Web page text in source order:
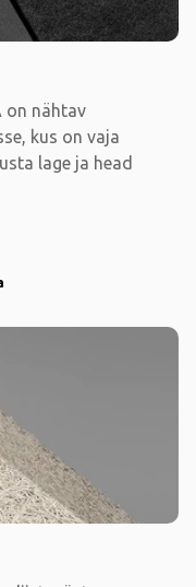
on nähtav
kus on vaja
lage ja head